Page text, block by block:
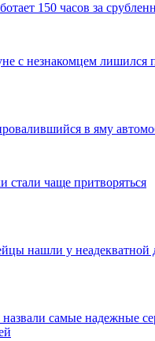
150 часов за
с незнакомцем лишился
в яму
чаще притворяться
нашли у неадекватной
самые надежные